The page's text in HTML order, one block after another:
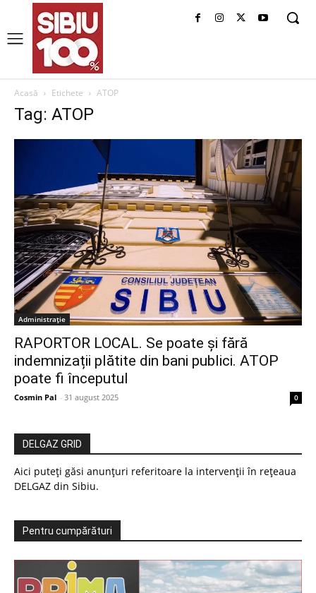
Acasă Etichete ATOP
Tag: ATOP
Administrație
RAPORTOR LOCAL. Se poate și fără
indemnizații plătite din bani publici. ATOP
poate fi începutul
Cosmin Pal - 31 august 2025 0
DELGAZ GRID
Aici puteți găsi anunțuri referitoare la intervenții în rețeaua
DELGAZ din Sibiu.
Pentru cumpărături